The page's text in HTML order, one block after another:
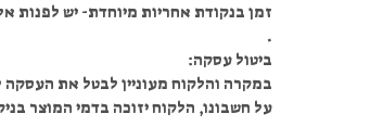
זמן בנקודת אחריות מיוחדת- יש לפנות
.
ביטול עסקה:
על חשבונו, הלקוח יזוכה בדמי המוצר בניקיון עלות